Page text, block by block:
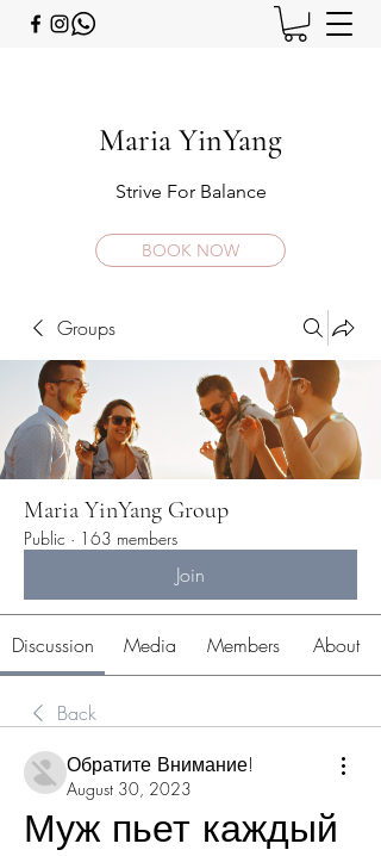
Maria YinYang
Strive For Balance
BOOK NOW
Groups
Maria YinYang Group
Public · 163 members
Join
Discussion Media Members About
Back
Обратите Внимание!
August 30, 2023
Муж пьет каждый